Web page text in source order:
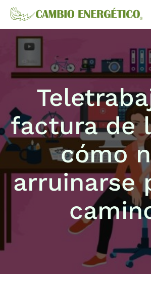
factura de
cómo
arruinarse